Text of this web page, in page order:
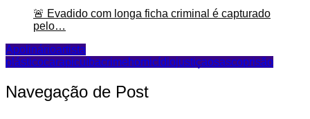
🚨 Evadido com longa ficha criminal é capturado
pelo…
Apolinárioartista
plásticocarapicuíbacrimehomicídiojustiçaosascoprisão
Navegação de Post